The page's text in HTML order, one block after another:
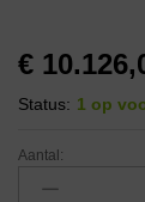
€
Status: 1 op
Aantal: